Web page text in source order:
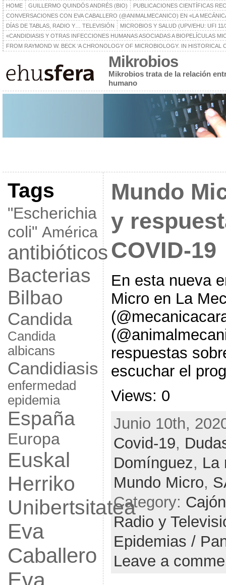
HOME GUILLERMO QUINDÓS ANDRÉS (BIO)
PUBLICACIONES CIENTÍFICAS
CONVERSACIONES CON EVA CABALLERO (@ANIMALMECANICO) EN «LA
DÍAS DE TABLAS, RADIO Y… TELEVISIÓN
MICROBIOS Y SALUD (UPV/EHU: UFI
«CANDIDIASIS Y OTRAS INFECCIONES HUMANAS ASOCIADAS A BIOPELÍCULAS
FROM RAYMOND W. BECK ‘A CHRONOLOGY OF MICROBIOLOGY. IN
Mikrobios
Mikrobios trata de la relación
humano
Tags
"Escherichia
coli" América
antibióticos
Bacterias
Bilbao
Candida
Candida
albicans
Candidiasis
enfermedad
epidemia
España
Europa
Euskal
Herriko
Unibertsitatea
Eva
Caballero
Eva
Mundo
y
COVID-19
En esta nueva
Micro en La
respuestas
escuchar el
Views: 0
Junio 10th,
Covid-19,
Domínguez, La
Mundo Micro,
Category:
Radio y
Epidemias /
Leave a